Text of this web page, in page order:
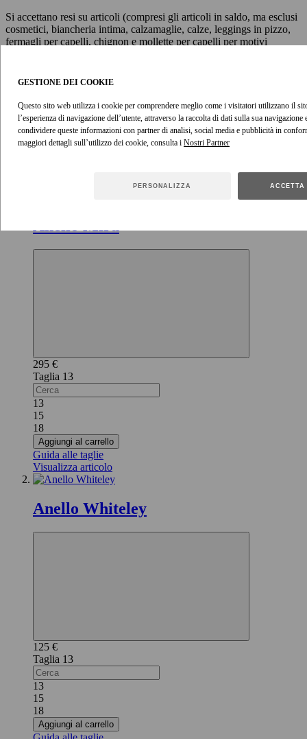
GESTIONE DEI COOKIE
Questo sito web utilizza i cookie per comprendere meglio come i visitatori utilizzano il
l’esperienza di navigazione dell’utente, attraverso la raccolta di dati sulla sua
condividere queste informazioni con partner di analisi, social media e pubblicità in
maggiori dettagli sull’utilizzo dei cookie, consulta i
PERSONALIZZA
Si accettano resi su articoli (compresi gli articoli in saldo, ma esclusi
cosmetici, biancheria intima, calzamaglie, calze, leggings in pizzo,
fermagli per capelli, chignon e mollette per capelli per motivi
accettati. Si consiglia di provare tutti gli articoli acquistati non
un eventuale reso.
Visualizza la politica sui resi
Anello Mira
295 €
13
13
15
18
Aggiungi al carrello
Guida alle taglie
Visualizza articolo
Anello Whiteley
125 €
13
13
15
18
Aggiungi al carrello